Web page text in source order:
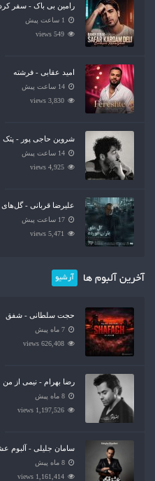
رامین بی باک - سفر
1 ساعت پیش
549 views
امید عقابی - فرشته
14 ساعت پیش
3,830 views
شروین حاجی پور - پتک
14 ساعت پیش
4,925 views
علیرضا قربانی - گل‌های
17 ساعت پیش
5,471 views
آخرین آلبوم ها آرشیو
حجت سلطانی - شفق
7 ماه پیش
626,408 views
رضا بهرام - نیمی از من
8 ماه پیش
1,197,526 views
سامان جلیلی - آلبوم
8 ماه پیش
1,161,414 views